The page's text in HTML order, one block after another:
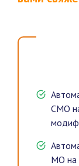
СМО
МО на